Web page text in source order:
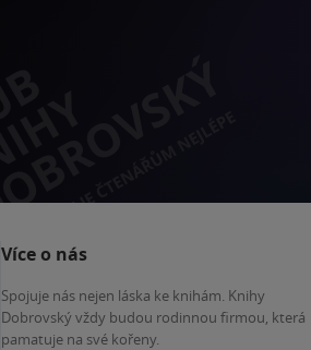
Více o nás
Spojuje nás nejen láska ke knihám. Knihy
Dobrovský vždy budou rodinnou firmou, která
pamatuje na své kořeny.